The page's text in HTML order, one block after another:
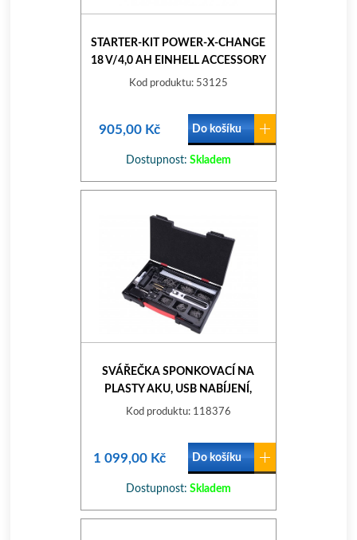
STARTER-KIT POWER-X-CHANGE
18 V/4,0 AH EINHELL ACCESSORY
Kod produktu: 53125
905,00 Kč Do košíku
Dostupnost: Skladem
SVÁŘEČKA SPONKOVACÍ NA
PLASTY AKU, USB NABÍJENÍ,
EXTOL PREM
Kod produktu: 118376
1 099,00 Kč Do košíku
Dostupnost: Skladem